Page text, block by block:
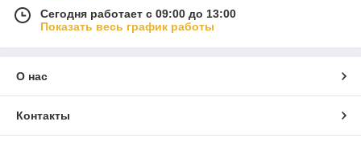
Сегодня работает с 09:00 до 13:00
Показать весь график работы
О нас
Контакты